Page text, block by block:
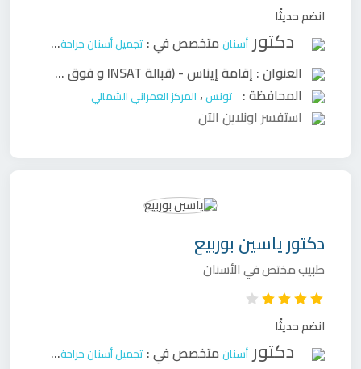
انضم حديثًا
دكتورأسنانمتخصص في : تجميل أسنانجراحة وجه وفكين
العنوان : إقامة إيناس - (قبالة INSAT و فوق UIB) شارع الأرض، المركز العمراني الشمالي، 1082 تونس
المحافظة : تونس، المركز العمراني الشمالي
استفسر اونلاين الآن
دكتورياسين بوربيع
طبيب مختص في الأسنان
انضم حديثًا
دكتورأسنانمتخصص في : تجميل أسنانجراحة وجه وفكين